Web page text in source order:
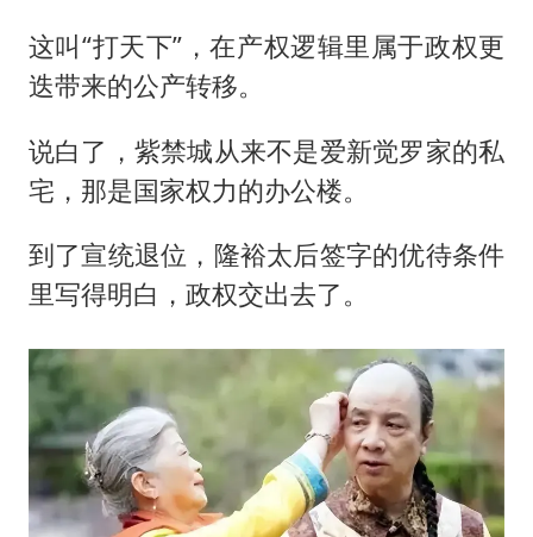
这叫“打天下”，在产权逻辑里属于政权更
迭带来的公产转移。
说白了，紫禁城从来不是爱新觉罗家的私
宅，那是国家权力的办公楼。
到了宣统退位，隆裕太后签字的优待条件
里写得明白，政权交出去了。